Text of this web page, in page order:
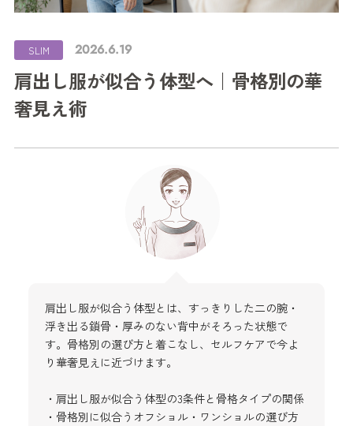
SLIM 2026.6.19
肩出し服が似合う体型へ｜骨格別の華
奢見え術
肩出し服が似合う体型とは、すっきりした二の腕・
浮き出る鎖骨・厚みのない背中がそろった状態で
す。骨格別の選び方と着こなし、セルフケアで今よ
り華奢見えに近づけます。
・肩出し服が似合う体型の3条件と骨格タイプの関係
・骨格別に似合うオフショル・ワンショルの選び方